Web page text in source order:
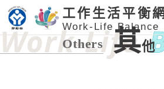
工作生活平衡網
Work-Life Balance
Others 其他